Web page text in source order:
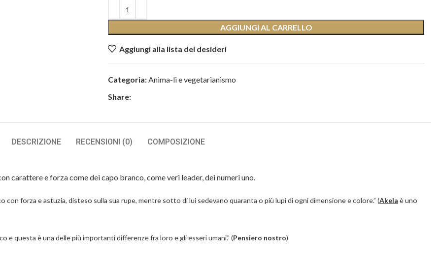
AGGIUNGI AL CARRELLO
Aggiungi alla lista dei desideri
Categoria:Anima-li e vegetarianismo
Share:
DESCRIZIONE RECENSIONI (0) COMPOSIZIONE
carattere e forza come dei capo branco, come veri leader, dei numeri uno.
con forza e astuzia, disteso sulla sua rupe, mentre sotto di lui sedevano quaranta o più lupi di ogni dimensione e colore.” (Akela è uno
e questa è una delle più importanti differenze fra loro e gli esseri umani.” (Pensiero nostro)